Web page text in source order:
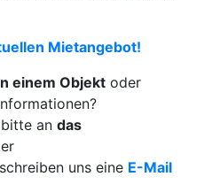
Mietangebot!
einem Objekt oder
an das
uns eine E-Mail